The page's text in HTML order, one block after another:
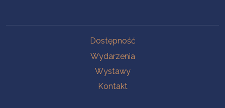
Dostępność
Wydarzenia
Wystawy
Kontakt